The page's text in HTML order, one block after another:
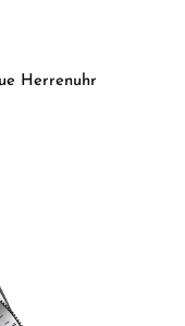
Herrenuhr